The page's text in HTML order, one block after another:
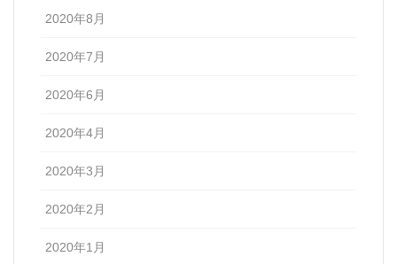
2020年8月
2020年7月
2020年6月
2020年4月
2020年3月
2020年2月
2020年1月